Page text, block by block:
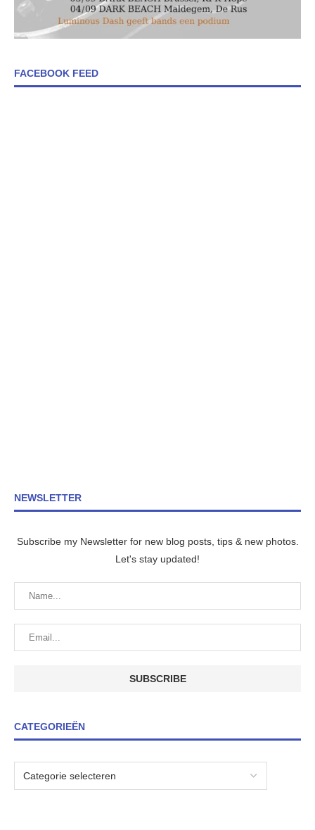
FACEBOOK FEED
NEWSLETTER
Subscribe my Newsletter for new blog posts, tips & new photos.
Let's stay updated!
CATEGORIEËN